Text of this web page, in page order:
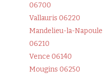
06700
Vallauris 06220
Mandelieu-la-Napoule
06210
Vence 06140
Mougins 06250